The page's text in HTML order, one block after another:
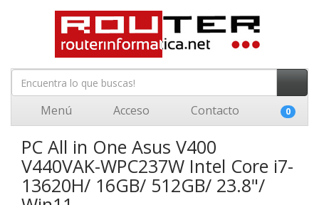
Menú Acceso Contacto 0
PC All in One Asus V400
V440VAK-WPC237W Intel Core i7-
13620H/ 16GB/ 512GB/ 23.8"/